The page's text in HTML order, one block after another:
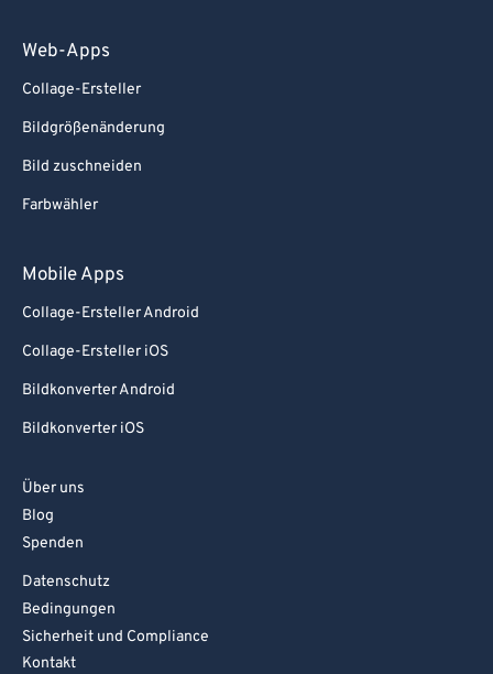
Web-Apps
Collage-Ersteller
Bildgrößenänderung
Bild zuschneiden
Farbwähler
Mobile Apps
Collage-Ersteller Android
Collage-Ersteller iOS
Bildkonverter Android
Bildkonverter iOS
Über uns
Blog
Spenden
Datenschutz
Bedingungen
Sicherheit und Compliance
Kontakt